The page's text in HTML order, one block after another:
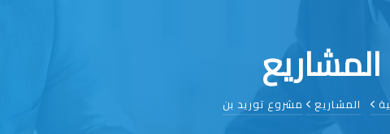
المشاريع
المشاريع مشروع توريد بن